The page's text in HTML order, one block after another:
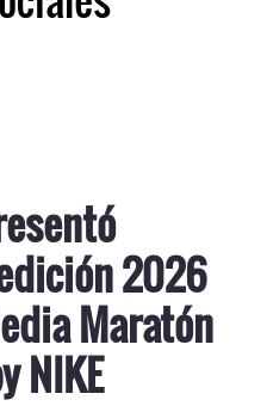
2026
Maratón
NIKE